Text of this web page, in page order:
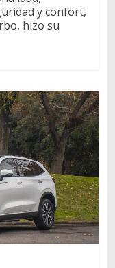
y confort,
hizo su